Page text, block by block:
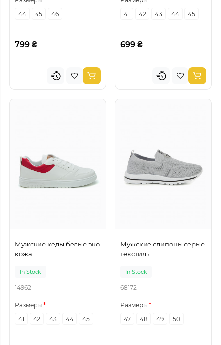
44
45 46
799 ₴
41
42 43 44 45
699 ₴
Мужские кеды белые эко
кожа
In Stock
14962
Размеры
41
42 43 44 45
Мужские слипоны серые
текстиль
In Stock
68172
Размеры
47
48 49 50